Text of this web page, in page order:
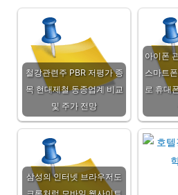
철강관련주 PBR 저평가 종
목 현대제철 동종업계 비교
및 주가 전망
아이폰
스마트
로 휴대
삼성의 인터넷 브라우저도